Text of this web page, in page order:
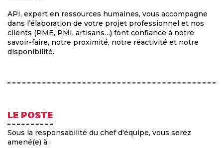
API, expert en ressources humaines, vous accompagne
dans l’élaboration de votre projet professionnel et nos
clients (PME, PMI, artisans…) font confiance à notre
savoir-faire, notre proximité, notre réactivité et notre
disponibilité.
LE POSTE
Sous la responsabilité du chef d'équipe, vous serez
amené(e) à :